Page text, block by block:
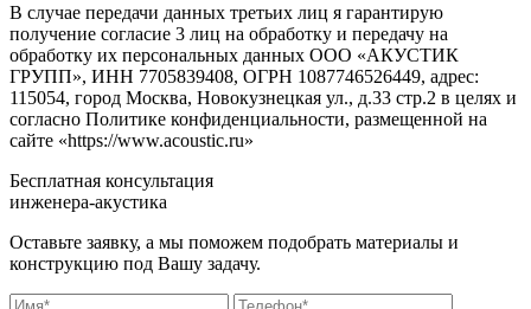
В случае передачи данных третьих лиц я гарантирую
получение согласие 3 лиц на обработку и передачу на
обработку их персональных данных ООО «АКУСТИК
ГРУПП», ИНН 7705839408, ОГРН 1087746526449, адрес:
115054, город Москва, Новокузнецкая ул., д.33 стр.2 в целях и
согласно Политике конфиденциальности, размещенной на
сайте «https://www.acoustic.ru»
Бесплатная консультация
инженера-акустика
Оставьте заявку, а мы поможем подобрать материалы и
конструкцию под Вашу задачу.